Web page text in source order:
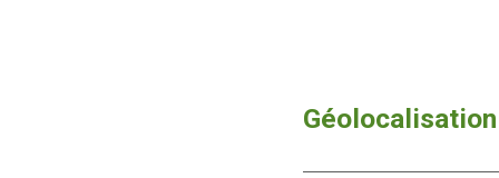
Géolocalisation